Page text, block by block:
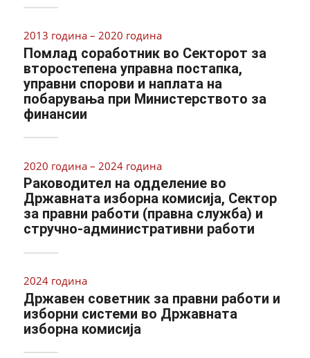
2013 година – 2020 година
Помлад соработник во Секторот за
второстепена управна постапка,
управни спорови и наплата на
побарувања при Министерството за
финансии
2020 година – 2024 година
Раководител на одделение во
Државната изборна комисија, Сектор
за правни работи (правна служба) и
стручно-административни работи
2024 година
Државен советник за правни работи и
изборни системи во Државната
изборна комисија